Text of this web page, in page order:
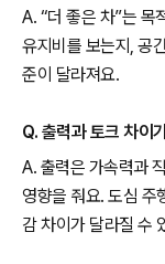
A. “더 좋은 차”는 목
유지비를 보는지, 공
준이 달라져요.
Q. 출력과 토크 차이
A. 출력은 가속력과
영향을 줘요. 도심 주
감 차이가 달라질 수